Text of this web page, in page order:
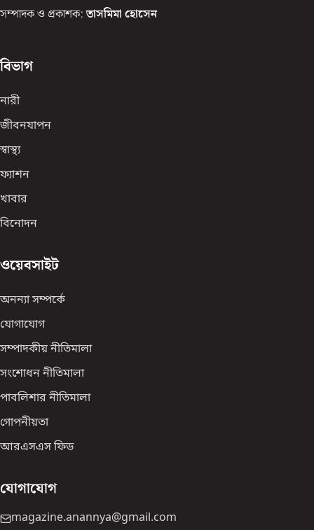
সম্পাদক ও প্রকাশক: তাসমিমা হোসেন
বিভাগ
নারী
জীবনযাপন
স্বাস্থ্য
ফ্যাশন
খাবার
বিনোদন
ওয়েবসাইট
অনন্যা সম্পর্কে
যোগাযোগ
সম্পাদকীয় নীতিমালা
সংশোধন নীতিমালা
পাবলিশার নীতিমালা
গোপনীয়তা
আরএসএস ফিড
যোগাযোগ
magazine.anannya@gmail.com